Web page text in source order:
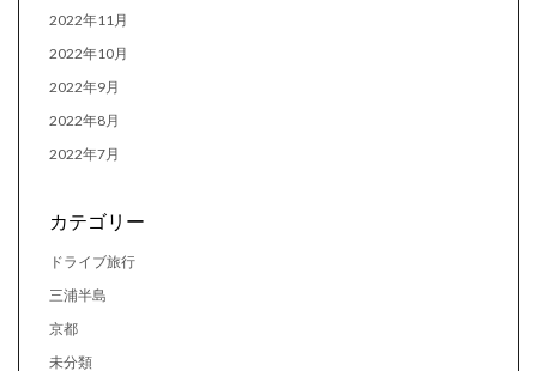
2022年11月
2022年10月
2022年9月
2022年8月
2022年7月
カテゴリー
ドライブ旅行
三浦半島
京都
未分類